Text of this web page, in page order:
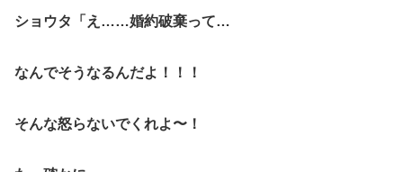
ショウタ「え……婚約破棄って…
なんでそうなるんだよ！！！
そんな怒らないでくれよ〜！